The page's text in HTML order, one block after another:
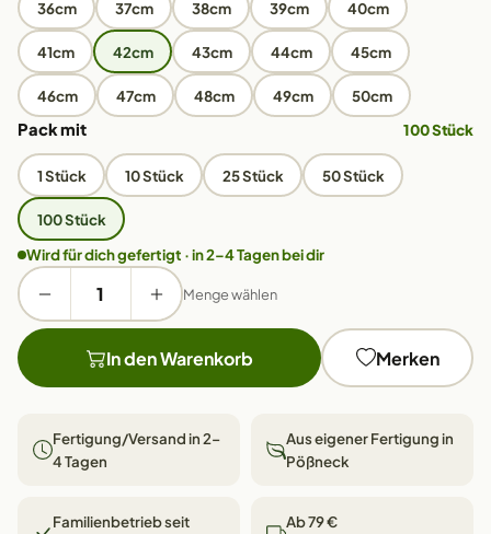
36cm 37cm 38cm 39cm 40cm
41cm 42cm 43cm 44cm 45cm
46cm 47cm 48cm 49cm 50cm
Pack mit 100 Stück
1 Stück 10 Stück 25 Stück 50 Stück
100 Stück
Wird für dich gefertigt · in 2–4 Tagen bei dir
Menge wählen
In den Warenkorb Merken
Fertigung/Versand in 2–
4 Tagen
Aus eigener Fertigung in
Pößneck
Familienbetrieb seit
Ab 79 €